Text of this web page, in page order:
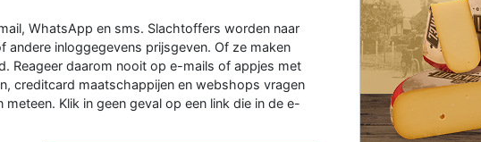
WhatsApp en sms. Slachtoffers worden naar
inloggegevens prijsgeven. Of ze maken
Reageer daarom nooit op e-mails of appjes met
creditcard maatschappijen en webshops vragen
Klik in geen geval op een link die in de e-